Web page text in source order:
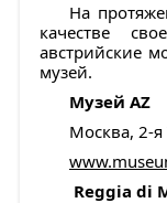
На
качестве
австрийские
музей.
Музей AZ
Москва, 2-я
Reggia di